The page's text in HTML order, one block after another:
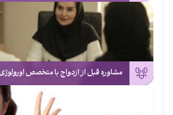
مشاوره قبل از ازدواج با متخصص